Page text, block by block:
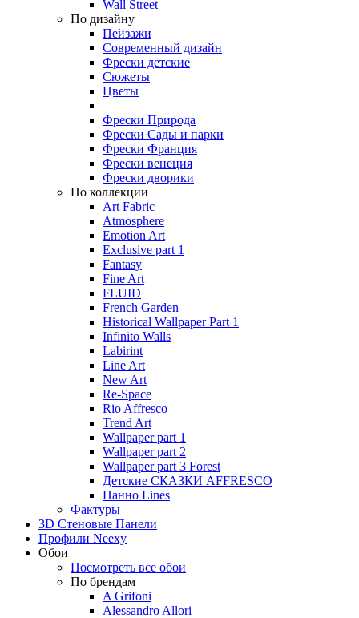
Wall Street
По дизайну
Пейзажи
Современный дизайн
Фрески детские
Сюжеты
Цветы
Фрески Природа
Фрески Сады и парки
Фрески Франция
Фрески венеция
Фрески дворики
По коллекции
Art Fabric
Atmosphere
Emotion Art
Exclusive part 1
Fantasy
Fine Art
FLUID
French Garden
Historical Wallpaper Part 1
Infinito Walls
Labirint
Line Art
New Art
Re-Space
Rio Affresco
Trend Art
Wallpaper part 1
Wallpaper part 2
Wallpaper part 3 Forest
Детские СКАЗКИ AFFRESCO
Панно Lines
Фактуры
3D Стеновые Панели
Профили Neexy
Обои
Посмотреть все обои
По брендам
A Grifoni
Alessandro Allori